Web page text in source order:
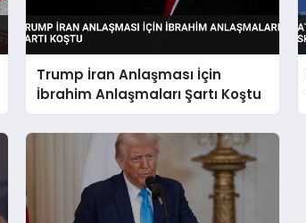
Trump İran Anlaşması İçin
İbrahim Anlaşmaları Şartı Koştu